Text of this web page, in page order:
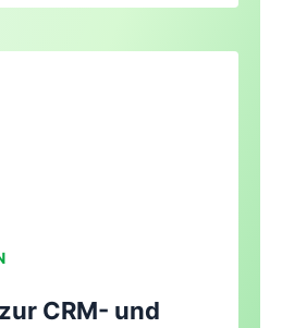
CRM- und
öffnen